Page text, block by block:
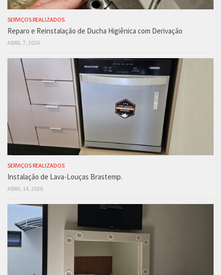
SERVIÇOS REALIZADOS
Reparo e Reinstalação de Ducha Higiênica com Derivação
ABRIL 7, 2026
SERVIÇOS REALIZADOS
Instalação de Lava-Louças Brastemp.
ABRIL 14, 2026